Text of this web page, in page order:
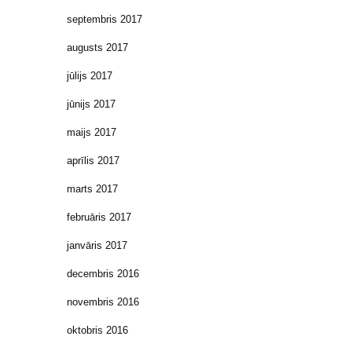
septembris 2017
augusts 2017
jūlijs 2017
jūnijs 2017
maijs 2017
aprīlis 2017
marts 2017
februāris 2017
janvāris 2017
decembris 2016
novembris 2016
oktobris 2016